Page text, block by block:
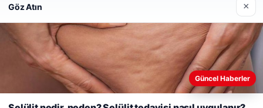
Hastaş Beton
26/05/2026
Web sitemizi nasıl kullandığınızı daha iyi anlayabilmek,
deneyiminizi kişiselleştirmek ve geliştirmek amacıyla çerezler
Göz Atın ×
Güncel Haberler